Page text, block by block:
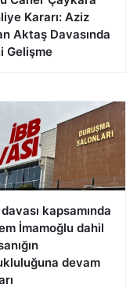
Kararı: Aziz
Aktaş Davasında
Gelişme
kapsamında
İmamoğlu dahil
devam